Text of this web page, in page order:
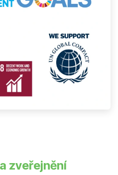
zveřejnění